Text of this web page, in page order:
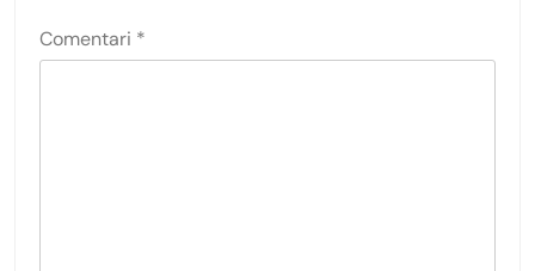
Comentari *